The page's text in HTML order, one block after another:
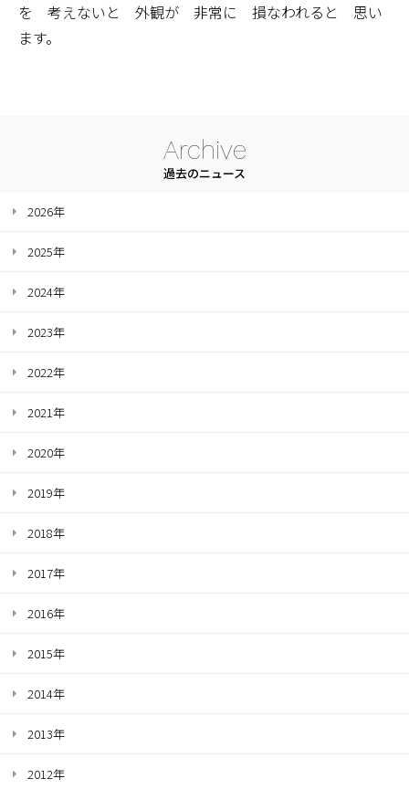
を 考えないと 外観が 非常に 損なわれると 思い
ます。
Archive
過去のニュース
2026年
2025年
2024年
2023年
2022年
2021年
2020年
2019年
2018年
2017年
2016年
2015年
2014年
2013年
2012年